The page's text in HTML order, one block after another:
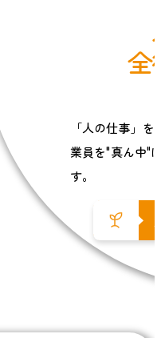
全
「人の仕事」
業員を"真ん中"
す。